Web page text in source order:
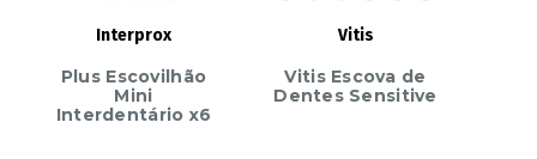
Interprox
Plus Escovilhão
Mini
Interdentário x6
Vitis
Vitis Escova de
Dentes Sensitive